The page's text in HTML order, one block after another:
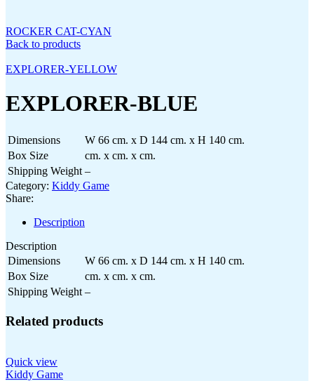
ROCKER CAT-CYAN
Back to products
EXPLORER-YELLOW
EXPLORER-BLUE
Dimensions
W 66 cm. x D 144 cm. x H 140 cm.
Box Size
cm. x cm. x cm.
Shipping Weight –
Category: Kiddy Game
Share:
Description
Description
Dimensions
W 66 cm. x D 144 cm. x H 140 cm.
Box Size
cm. x cm. x cm.
Shipping Weight –
Related products
Quick view
Kiddy Game